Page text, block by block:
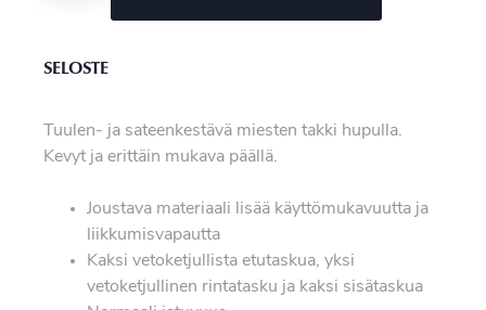
SELOSTE
Tuulen- ja sateenkestävä miesten takki hupulla.
Kevyt ja erittäin mukava päällä.
Joustava materiaali lisää käyttömukavuutta ja
liikkumisvapautta
Kaksi vetoketjullista etutaskua, yksi
vetoketjullinen rintatasku ja kaksi sisätaskua